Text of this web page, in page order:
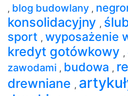
, blog budowlany ,
konsolidacyjny ,
sport , wyposażenie
kredyt gotówkowy ,
zawodami , budowa ,
drewniane ,